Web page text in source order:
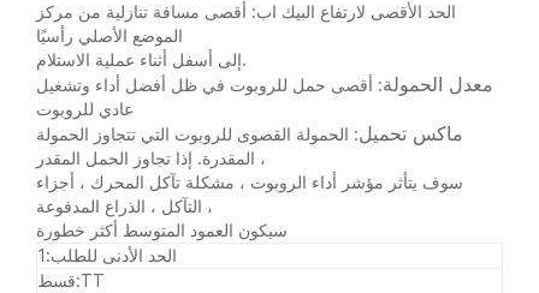
الحد الأقصى لارتفاع البيك اب: أقصى مسافة تنازلية من مركز
إلى أسفل أثناء عملية الاستلام.
معدل الحمولة: أقصى حمل للروبوت في ظل أفضل أداء وتشغيل
عادي للروبوت
ماكس تحميل: الحمولة القصوى للروبوت التي تتجاوز الحمولة
المقدرة. إذا تجاوز الحمل المقدر ،
سوف يتأثر مؤشر أداء الروبوت ، مشكلة تآكل المحرك ، أجزاء
التآكل ، الذراع المدفوعة ،
سيكون العمود المتوسط أكثر خطورة
الحد الأدنى للطلب:1
قسط:TT